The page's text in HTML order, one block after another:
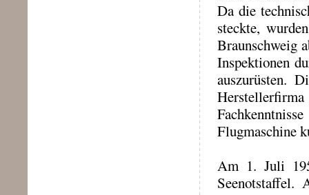
Da die
steckte,
Braunschweig
Inspektionen
auszurüsten.
Flugmaschine
Am 1. Juli
Seenotstaffel.